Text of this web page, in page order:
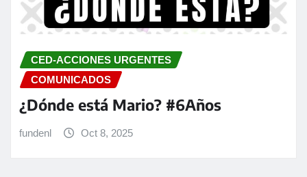
CED-ACCIONES URGENTES
COMUNICADOS
¿Dónde está Mario? #6Años
fundenl Oct 8, 2025